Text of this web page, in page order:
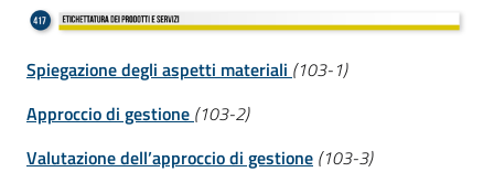
Spiegazione degli aspetti materiali (103-1)
Approccio di gestione (103-2)
Valutazione dell’approccio di gestione (103-3)